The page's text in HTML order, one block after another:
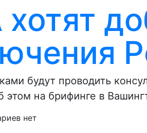
будут проводить
этом на брифинге в
нет